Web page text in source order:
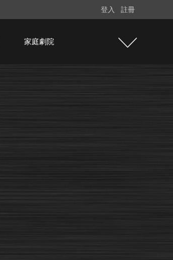
登入 註冊
家庭劇院